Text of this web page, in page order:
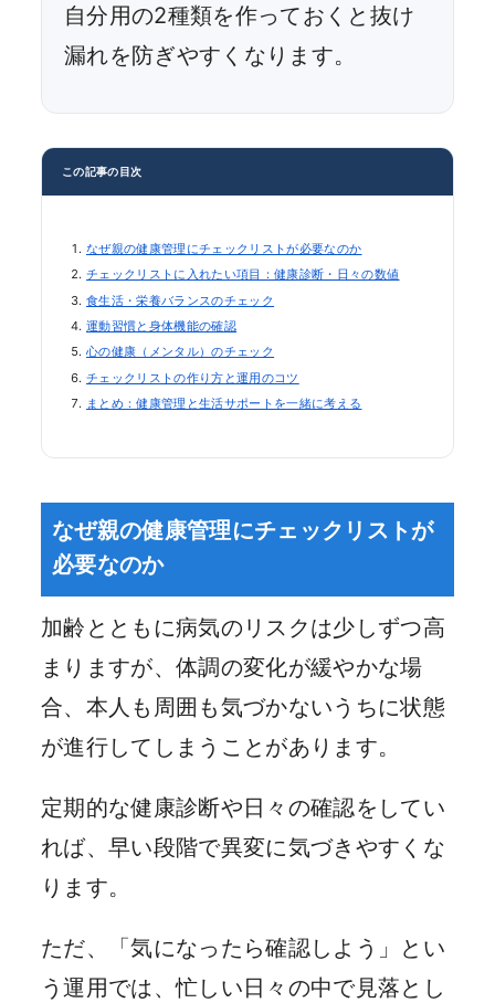
自分用の2種類を作っておくと抜け
漏れを防ぎやすくなります。
この記事の目次
なぜ親の健康管理にチェックリストが必要なのか
チェックリストに入れたい項目：健康診断・日々の数値
食生活・栄養バランスのチェック
運動習慣と身体機能の確認
心の健康（メンタル）のチェック
チェックリストの作り方と運用のコツ
まとめ：健康管理と生活サポートを一緒に考える
なぜ親の健康管理にチェックリストが
必要なのか
加齢とともに病気のリスクは少しずつ高
まりますが、体調の変化が緩やかな場
合、本人も周囲も気づかないうちに状態
が進行してしまうことがあります。
定期的な健康診断や日々の確認をしてい
れば、早い段階で異変に気づきやすくな
ります。
ただ、「気になったら確認しよう」とい
う運用では、忙しい日々の中で見落とし